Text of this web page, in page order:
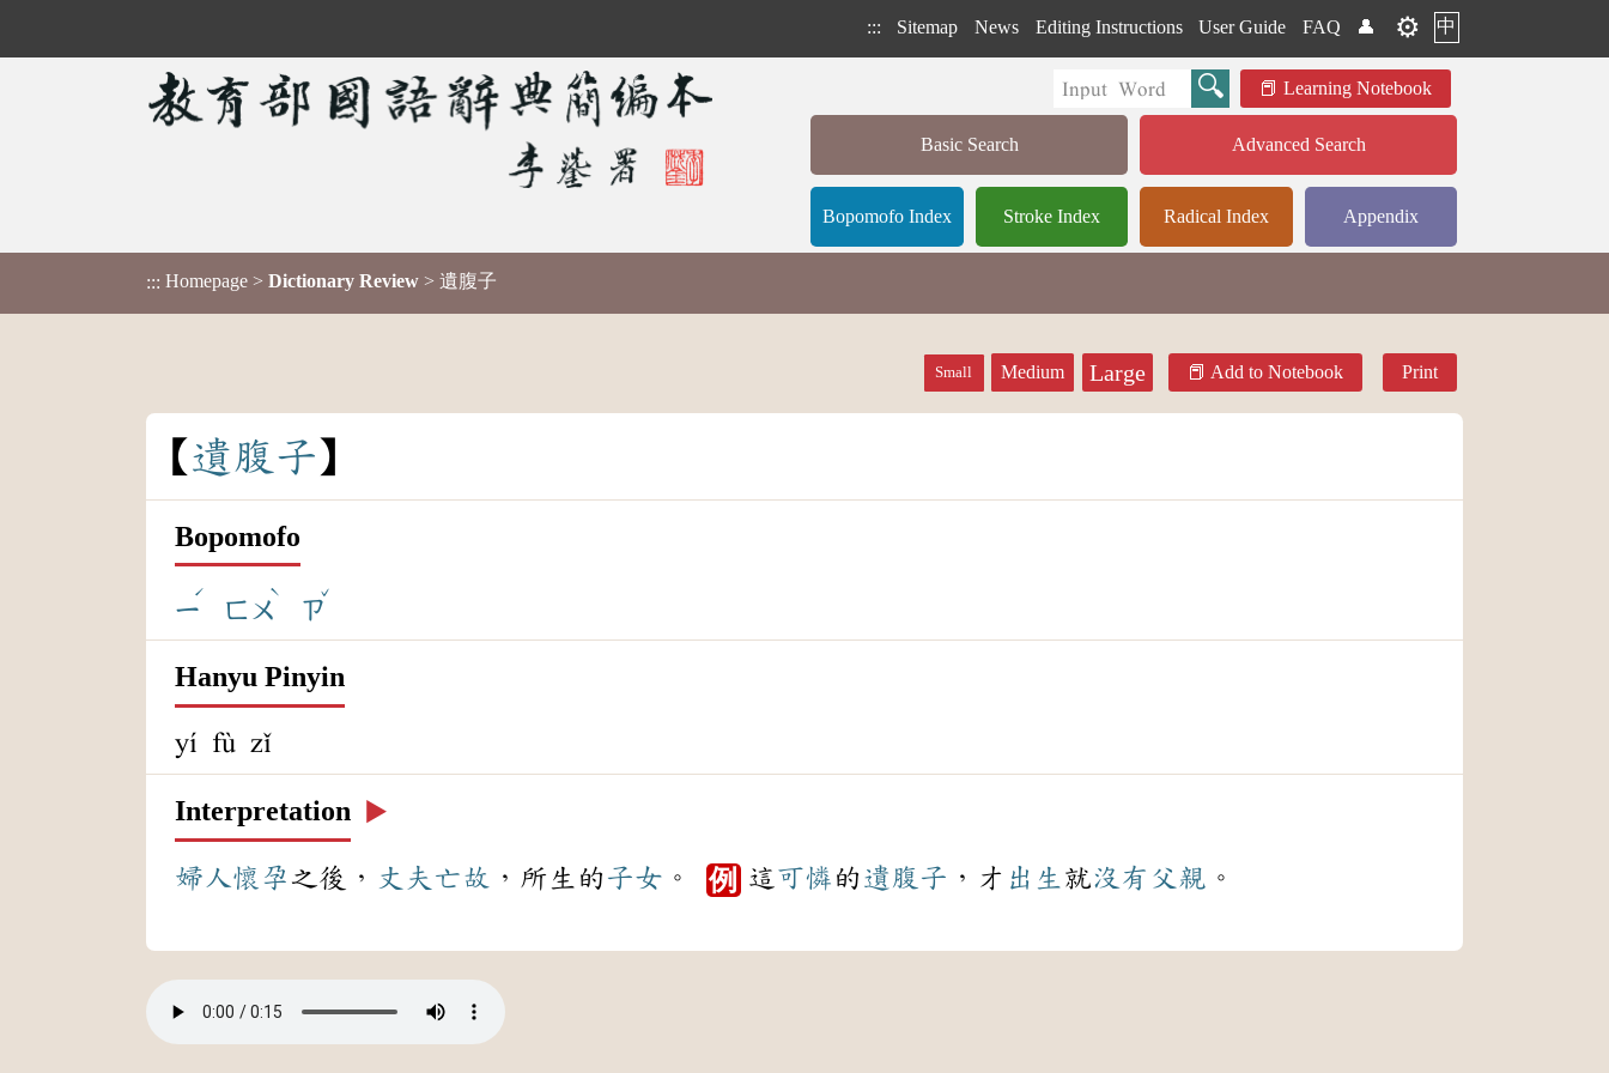
::: Sitemap News Editing Instructions User Guide FAQ 👤 ⚙️ 中
Learning Notebook
Basic Search Advanced Search
Bopomofo Index Stroke Index Radical Index Appendix
::: Homepage > Dictionary Review > 遺腹子
Small Medium Large Add to Notebook Print
遺腹子
Bopomofo
ㄧ
ˊ
ㄈㄨ
ˋ
ㄗ
ˇ
Hanyu Pinyin
yí fù zǐ
Interpretation ▶️
婦人懷孕 之後， 丈夫 亡故 ，所生的 子女 。 例 這 可憐 的 遺腹子 ，才 出生 就沒有 父親 。